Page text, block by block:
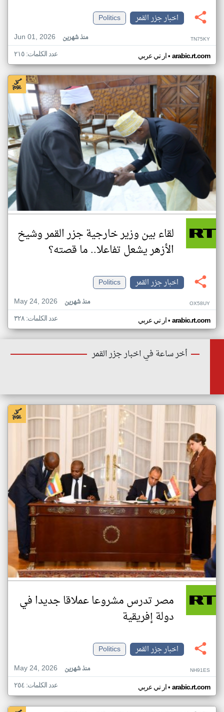
اخبار جزر القمر
Politics
Jun 01, 2026
منذ شهرين TN75KY
ار تي عربي• arabic.rt.com عدد الكلمات: ٢١٥
لقاء بين وزير خارجية جزر القمر وشيخ
الأزهر يشعل تفاعلا.. ما قصته؟
اخبار جزر القمر
Politics
May 24, 2026
منذ شهرين OX58UY
ار تي عربي• arabic.rt.com عدد الكلمات: ٣٢٨
أخر ساعة في اخبار جزر القمر
مصر تدرس مشروعا عملاقا جديدا في
دولة إفريقية
اخبار جزر القمر
Politics
May 24, 2026
منذ شهرين NH91ES
ار تي عربي• arabic.rt.com عدد الكلمات: ٢٥٤